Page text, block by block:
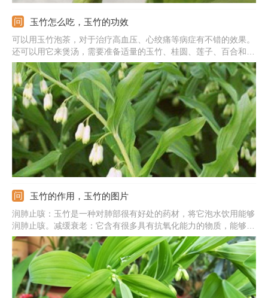
玉竹怎么吃，玉竹的功效
可以用玉竹泡茶，对于治疗高血压、心绞痛等病症有不错的效果。
还可以用它来煲汤，需要准备适量的玉竹、桂圆、莲子、百合和薏
米等，全部洗干净后放入锅中，加水熬煮，之后在出锅时加入适量
的盐等调味品即可。另外，还能用玉竹剪汤煲粥，可以滋阴润肺。
玉竹含有丰富的维生素A和果糖等，可以减缓衰老、强化心肌。
玉竹的作用，玉竹的图片
润肺止咳：玉竹是一种对肺部很有好处的药材，将它泡水饮用能够
润肺止咳。减缓衰老：它含有很多具有抗氧化能力的物质，能够减
缓人体衰老。强化心肌功能：它含有很多多糖，并且含有玉竹果聚
糖，能帮助增强心肌功能。提高免疫力：它还含有多种维生素，服
用后可以帮助增加人体的免疫力。